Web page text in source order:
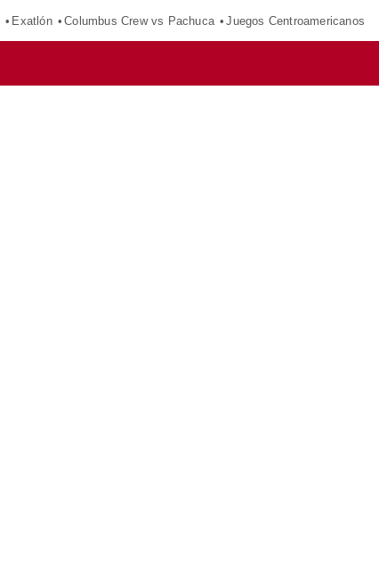
Exatlón Columbus Crew vs Pachuca Juegos Centroamericanos